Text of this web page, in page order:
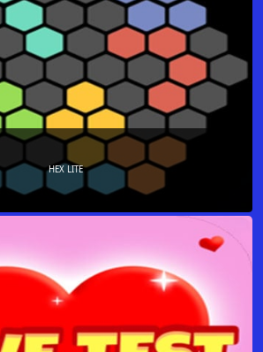
HEX LITE